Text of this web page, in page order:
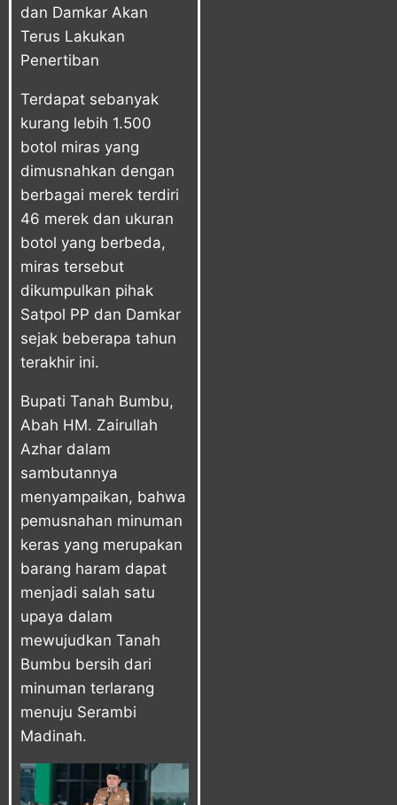
dan Damkar Akan
Terus Lakukan
Penertiban
Terdapat sebanyak
kurang lebih 1.500
botol miras yang
dimusnahkan dengan
berbagai merek terdiri
46 merek dan ukuran
botol yang berbeda,
miras tersebut
dikumpulkan pihak
Satpol PP dan Damkar
sejak beberapa tahun
terakhir ini.
Bupati Tanah Bumbu,
Abah HM. Zairullah
Azhar dalam
sambutannya
menyampaikan, bahwa
pemusnahan minuman
keras yang merupakan
barang haram dapat
menjadi salah satu
upaya dalam
mewujudkan Tanah
Bumbu bersih dari
minuman terlarang
menuju Serambi
Madinah.